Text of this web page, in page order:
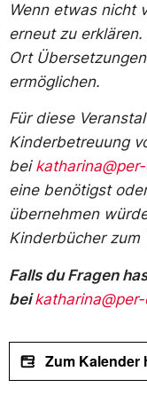
Wenn etwas nicht
erneut zu
Ort
ermöglichen.
Für diese
Kinderbetreuung
bei
eine benötigst
übernehmen
Kinderbücher zum
Falls du Fragen
bei
Zum Kalender